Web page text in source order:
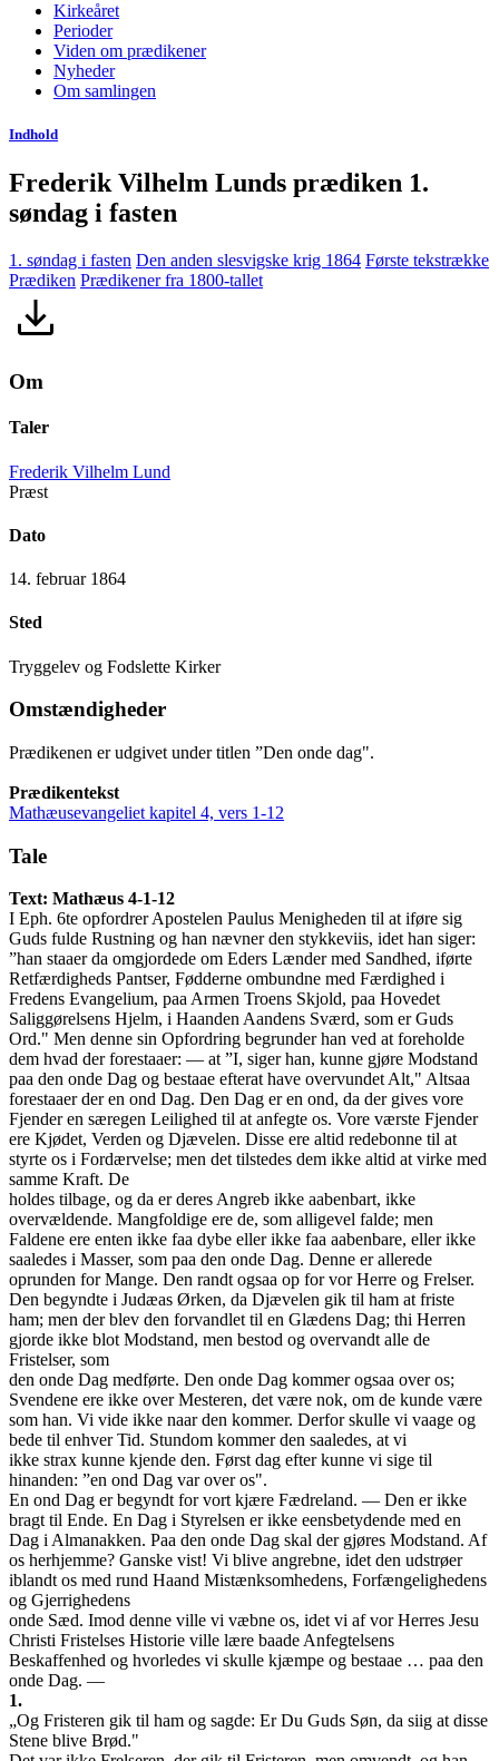
Kirkeåret
Perioder
Viden om prædikener
Nyheder
Om samlingen
Indhold
Frederik Vilhelm Lunds prædiken 1.
søndag i fasten
1. søndag i fasten Den anden slesvigske krig 1864 Første tekstrække
Prædiken Prædikener fra 1800-tallet
Om
Taler
Frederik Vilhelm Lund
Præst
Dato
14. februar 1864
Sted
Tryggelev og Fodslette Kirker
Omstændigheder
Prædikenen er udgivet under titlen ”Den onde dag".
Prædikentekst
Mathæusevangeliet kapitel 4, vers 1-12
Tale
Text: Mathæus 4-1-12
I Eph. 6te opfordrer Apostelen Paulus Menigheden til at iføre sig
Guds fulde Rustning og han nævner den stykkeviis, idet han siger:
”han staaer da omgjordede om Eders Lænder med Sandhed, iførte
Retfærdigheds Pantser, Fødderne ombundne med Færdighed i
Fredens Evangelium, paa Armen Troens Skjold, paa Hovedet
Saliggørelsens Hjelm, i Haanden Aandens Sværd, som er Guds
Ord." Men denne sin Opfordring begrunder han ved at foreholde
dem hvad der forestaaer: — at ”I, siger han, kunne gjøre Modstand
paa den onde Dag og bestaae efterat have overvundet Alt," Altsaa
forestaaer der en ond Dag. Den Dag er en ond, da der gives vore
Fjender en særegen Leilighed til at anfegte os. Vore værste Fjender
ere Kjødet, Verden og Djævelen. Disse ere altid redebonne til at
styrte os i Fordærvelse; men det tilstedes dem ikke altid at virke med
samme Kraft. De
holdes tilbage, og da er deres Angreb ikke aabenbart, ikke
overvældende. Mangfoldige ere de, som alligevel falde; men
Faldene ere enten ikke faa dybe eller ikke faa aabenbare, eller ikke
saaledes i Masser, som paa den onde Dag. Denne er allerede
oprunden for Mange. Den randt ogsaa op for vor Herre og Frelser.
Den begyndte i Judæas Ørken, da Djævelen gik til ham at friste
ham; men der blev den forvandlet til en Glædens Dag; thi Herren
gjorde ikke blot Modstand, men bestod og overvandt alle de
Fristelser, som
den onde Dag medførte. Den onde Dag kommer ogsaa over os;
Svendene ere ikke over Mesteren, det være nok, om de kunde være
som han. Vi vide ikke naar den kommer. Derfor skulle vi vaage og
bede til enhver Tid. Stundom kommer den saaledes, at vi
ikke strax kunne kjende den. Først dag efter kunne vi sige til
hinanden: ”en ond Dag var over os".
En ond Dag er begyndt for vort kjære Fædreland. — Den er ikke
bragt til Ende. En Dag i Styrelsen er ikke eensbetydende med en
Dag i Almanakken. Paa den onde Dag skal der gjøres Modstand. Af
os herhjemme? Ganske vist! Vi blive angrebne, idet den udstrøer
iblandt os med rund Haand Mistænksomhedens, Forfængelighedens
og Gjerrighedens
onde Sæd. Imod denne ville vi væbne os, idet vi af vor Herres Jesu
Christi Fristelses Historie ville lære baade Anfegtelsens
Beskaffenhed og hvorledes vi skulle kjæmpe og bestaae … paa den
onde Dag. —
1.
„Og Fristeren gik til ham og sagde: Er Du Guds Søn, da siig at disse
Stene blive Brød."